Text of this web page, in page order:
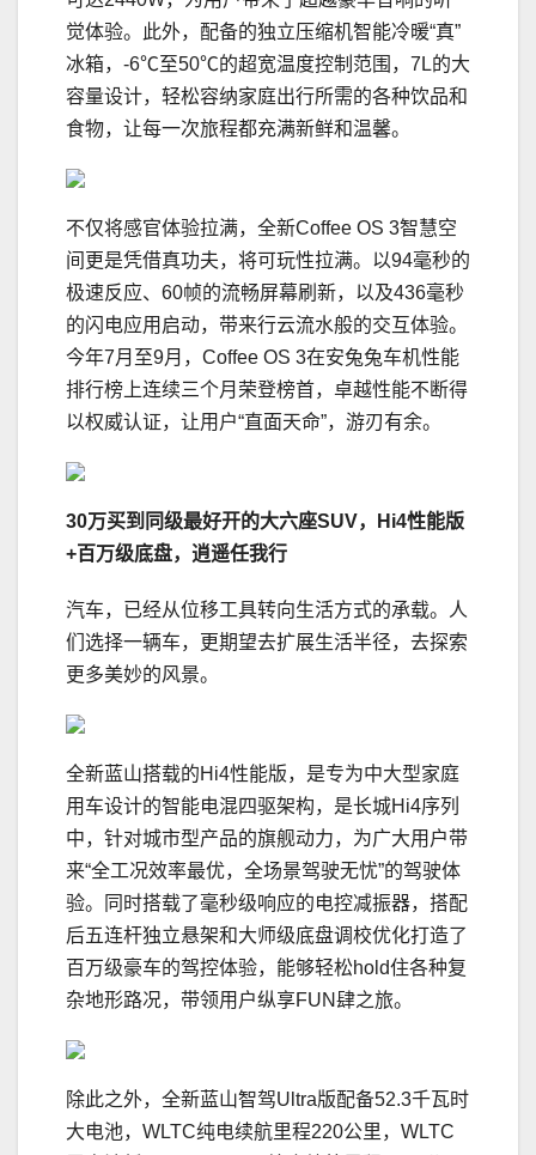
觉体验。此外，配备的独立压缩机智能冷暖“真”
冰箱，-6℃至50℃的超宽温度控制范围，7L的大
容量设计，轻松容纳家庭出行所需的各种饮品和
食物，让每一次旅程都充满新鲜和温馨。
不仅将感官体验拉满，全新Coffee OS 3智慧空
间更是凭借真功夫，将可玩性拉满。以94毫秒的
极速反应、60帧的流畅屏幕刷新，以及436毫秒
的闪电应用启动，带来行云流水般的交互体验。
今年7月至9月，Coffee OS 3在安兔兔车机性能
排行榜上连续三个月荣登榜首，卓越性能不断得
以权威认证，让用户“直面天命”，游刃有余。
30万买到同级最好开的大六座SUV，
Hi4性能版
+百万级底盘， 逍遥任我行
汽车，已经从位移工具转向生活方式的承载。人
们选择一辆车，更期望去扩展生活半径，去探索
更多美妙的风景。
全新蓝山搭载的Hi4性能版，是专为中大型家庭
用车设计的智能电混四驱架构，是长城Hi4序列
中，针对城市型产品的旗舰动力，为广大用户带
来“全工况效率最优，全场景驾驶无忧”的驾驶体
验。同时搭载了毫秒级响应的电控减振器，搭配
后五连杆独立悬架和大师级底盘调校优化打造了
百万级豪车的驾控体验，能够轻松hold住各种复
杂地形路况，带领用户纵享FUN肆之旅。
除此之外，全新蓝山智驾Ultra版配备52.3千瓦时
大电池，WLTC纯电续航里程220公里，WLTC